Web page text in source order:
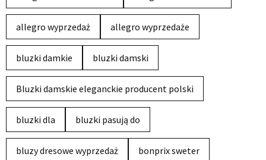
allegro wyprzedaż allegro wyprzedaże
bluzki damkie bluzki damski
Bluzki damskie eleganckie producent polski
bluzki dla bluzki pasują do
bluzy dresowe wyprzedaż bonprix sweter